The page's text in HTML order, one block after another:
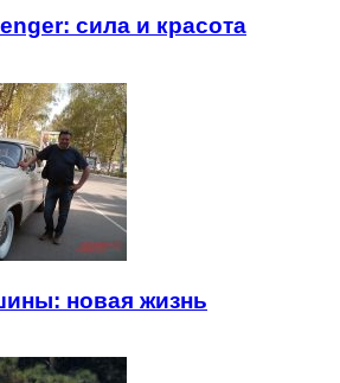
сила и красота
новая жизнь